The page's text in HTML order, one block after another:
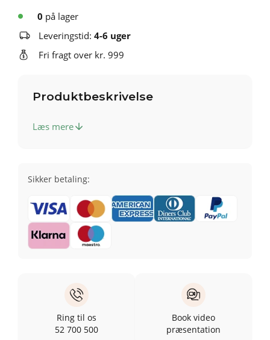
0 på lager
Leveringstid: 4-6 uger
Fri fragt over kr. 999
Produktbeskrivelse
Læs mere
Sikker betaling:
Ring til os
52 700 500
Book video
præsentation